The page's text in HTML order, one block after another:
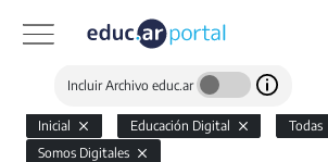
Incluir Archivo educ.ar
Inicial Educación Digital
Todas
Somos Digitales